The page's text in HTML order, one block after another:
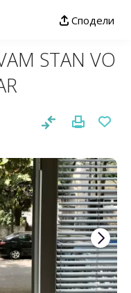
Сподели
STAN VO